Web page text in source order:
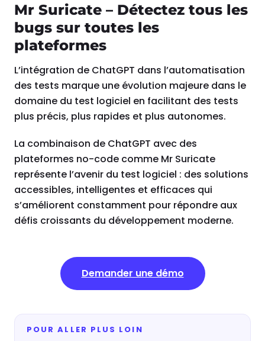
Mr Suricate – Détectez tous les
bugs sur toutes les
plateformes
L’intégration de ChatGPT dans l’automatisation
des tests marque une évolution majeure dans le
domaine du test logiciel en facilitant des tests
plus précis, plus rapides et plus autonomes.
La combinaison de ChatGPT avec des
plateformes no-code comme Mr Suricate
représente l’avenir du test logiciel : des solutions
accessibles, intelligentes et efficaces qui
s’améliorent constamment pour répondre aux
défis croissants du développement moderne.
Demander une démo
POUR ALLER PLUS LOIN